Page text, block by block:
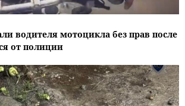
водителя мотоцикла без прав после
от полиции